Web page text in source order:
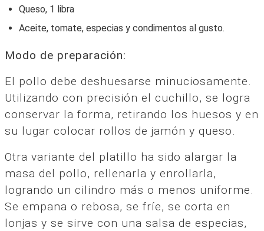
Queso, 1 libra
Aceite, tomate, especias y condimentos al gusto.
Modo de preparación:
El pollo debe deshuesarse minuciosamente.
Utilizando con precisión el cuchillo, se logra
conservar la forma, retirando los huesos y en
su lugar colocar rollos de jamón y queso.
Otra variante del platillo ha sido alargar la
masa del pollo, rellenarla y enrollarla,
logrando un cilindro más o menos uniforme.
Se empana o rebosa, se fríe, se corta en
lonjas y se sirve con una salsa de especias,